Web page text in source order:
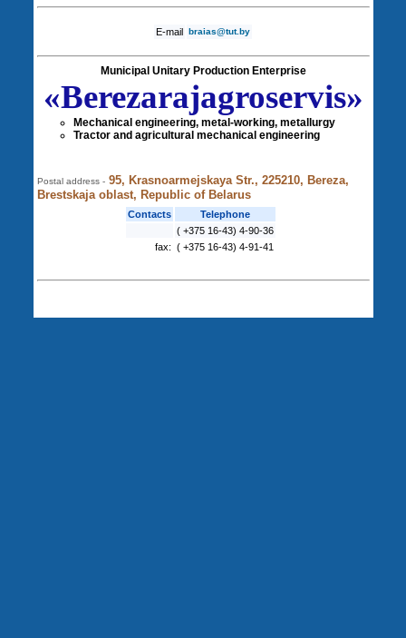
E-mail braias@tut.by
Municipal Unitary Production Enterprise
«Berezarajagroservis»
Mechanical engineering, metal-working, metallurgy
Tractor and agricultural mechanical engineering
Postal address - 95, Krasnoarmejskaya Str., 225210, Bereza,
Brestskaja oblast, Republic of Belarus
Contacts
Telephone
( +375 16-43) 4-90-36
fax: ( +375 16-43) 4-91-41